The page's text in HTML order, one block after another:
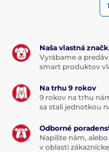
1
Naša vlastná
Vyrábame a
smart produktov
Na trhu 9 rokov
9 rokov na trhu
sa stali jednotkou
Odborné
Napíšte nám,
v oblasti